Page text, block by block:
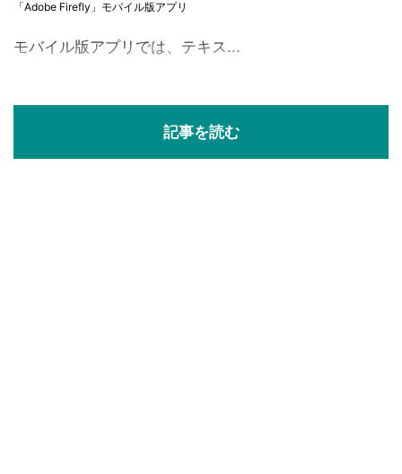
「Adobe Firefly」モバイル版アプリ
モバイル版アプリでは、テキス...
記事を読む